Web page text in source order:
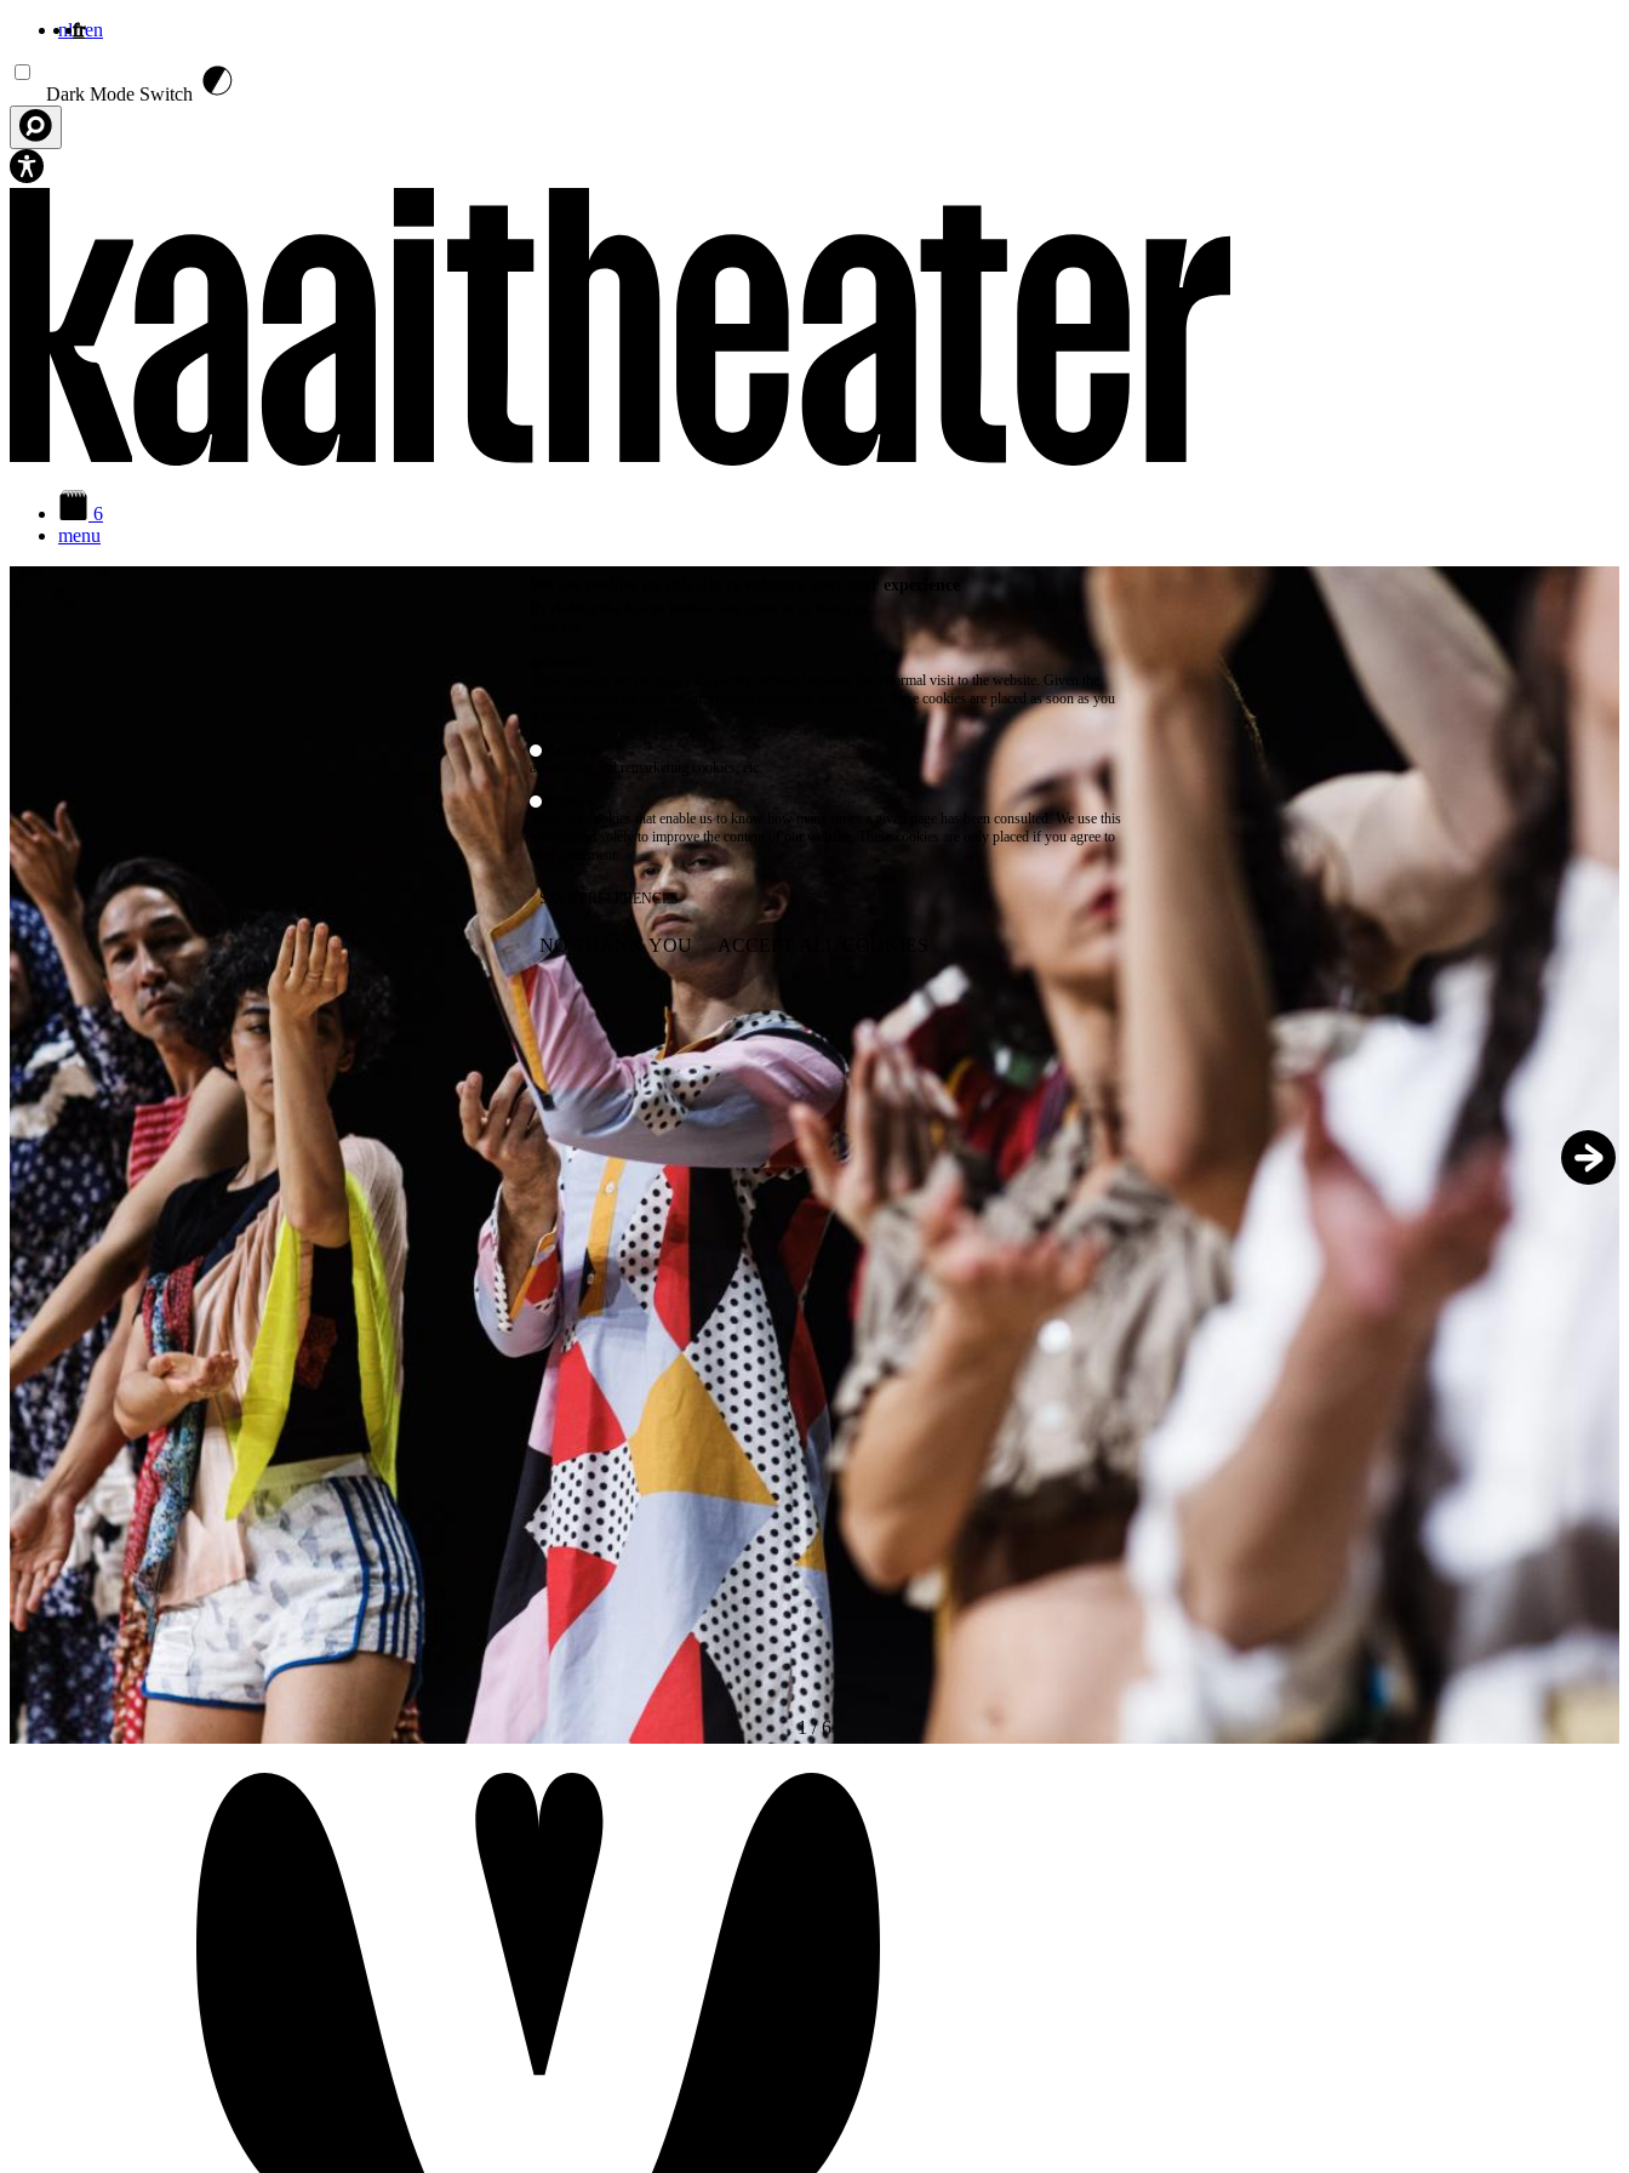
nlfren
Dark Mode Switch
6
menu
1/6
We use cookies on this site to enhance your user experience
These cookies are necessary for purely technical reasons for a normal visit to the website. Given the
technical necessity, only an information obligation applies, and these cookies are placed as soon as you
advertising and remarketing cookies, etc.
These are cookies that enable us to know how many times a given page has been consulted. We use this
information solely to improve the content of our website. These cookies are only placed if you agree to
their placement.
SAVE PREFERENCES
NO THANK YOU ACCEPT ALL COOKIES
WITHDRAW CONSENT